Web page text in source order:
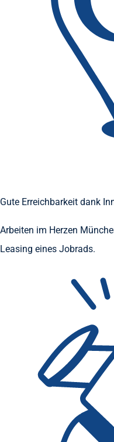
Gute Erreichbarkeit dank
Arbeiten im Herzen
Leasing eines Jobrads.